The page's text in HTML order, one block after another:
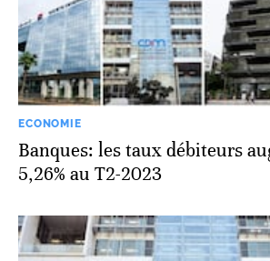
ECONOMIE
Banques: les taux débiteurs
5,26% au T2-2023